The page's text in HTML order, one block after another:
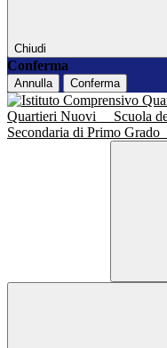
Chiudi
Conferma
Annulla Conferma
Quartieri Nuovi
Scuola
Secondaria di Primo Grado